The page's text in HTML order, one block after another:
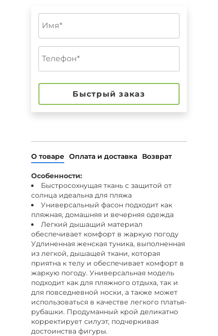
Быстрый заказ
О товаре Оплата и доставка Возврат
Особенности:
Быстросохнущая ткань с защитой от
солнца идеальна для пляжа
Универсальный фасон подходит как
пляжная, домашняя и вечерняя одежда
Легкий дышащий материал
обеспечивает комфорт в жаркую погоду
Удлиненная женская туника, выполненная
из легкой, дышащей ткани, которая
приятна к телу и обеспечивает комфорт в
жаркую погоду. Универсальная модель
подходит как для пляжного отдыха, так и
для повседневной носки, а также может
использоваться в качестве легкого платья-
рубашки. Продуманный крой деликатно
корректирует силуэт, подчеркивая
достоинства фигуры.